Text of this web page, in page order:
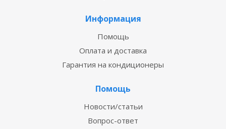
Информация
Помощь
Оплата и доставка
Гарантия на кондиционеры
Помощь
Новости/статьи
Вопрос-ответ